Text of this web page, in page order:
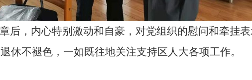
后，内心特别激动和自豪，对党组织的慰问和牵挂
休不褪色，一如既往地关注支持区人大各项工作。